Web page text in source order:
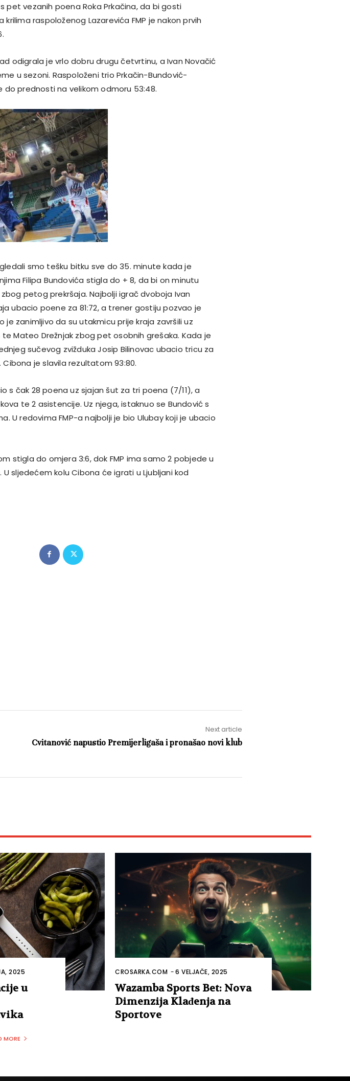
pet vezanih poena Roka Prkačina, da bi gosti
krilima raspoloženog Lazarevića FMP je nakon prvih
odigrala je vrlo dobru drugu četvrtinu, a Ivan Novačić
u sezoni. Raspoloženi trio Prkačin-Bundović-
do prednosti na velikom odmoru 53:48.
smo tešku bitku sve do 35. minute kada je
Filipa Bundovića stigla do + 8, da bi on minutu
petog prekršaja. Najbolji igrač dvoboja Ivan
ubacio poene za 81:72, a trener gostiju pozvao je
je zanimljivo da su utakmicu prije kraja završili uz
te Mateo Drežnjak zbog pet osobnih grešaka. Kada je
sučevog zvižduka Josip Bilinovac ubacio tricu za
Cibona je slavila rezultatom 93:80.
s čak 28 poena uz sjajan šut za tri poena (7/11), a
te 2 asistencije. Uz njega, istaknuo se Bundović s
U redovima FMP-a najbolji je bio Ulubay koji je ubacio
stigla do omjera 3:6, dok FMP ima samo 2 pobjede u
sljedećem kolu Cibona će igrati u Ljubljani kod
Next article
Cvitanović napustio Premijerligaša i pronašao novi klub
2025
u
CROSARKA.COM -6 VELJAČE, 2025
Wazamba Sports Bet: Nova
Dimenzija Klađenja na
Sportove
MORE